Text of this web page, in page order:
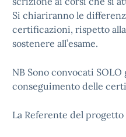
Si chiariranno le
certificazioni, rispetto
sostenere all’esame.
NB Sono convocati
conseguimento delle
La Referente del progetto